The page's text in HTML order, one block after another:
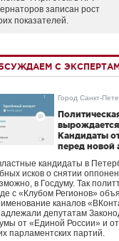
записан рост
показателей.
С
Город Санкт-
Кандидаты
перед новой
кандидаты в
исков о снятии
в Госдуму. Так
с «Клубом Регионов»
каналов
депутатам
от «Единой России» и
парламентских партий.